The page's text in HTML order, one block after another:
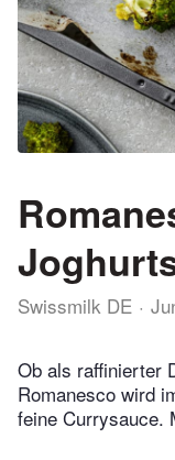
Swissmilk DE
Ob als raffinierter
Romanesco wird
feine Currysauce.